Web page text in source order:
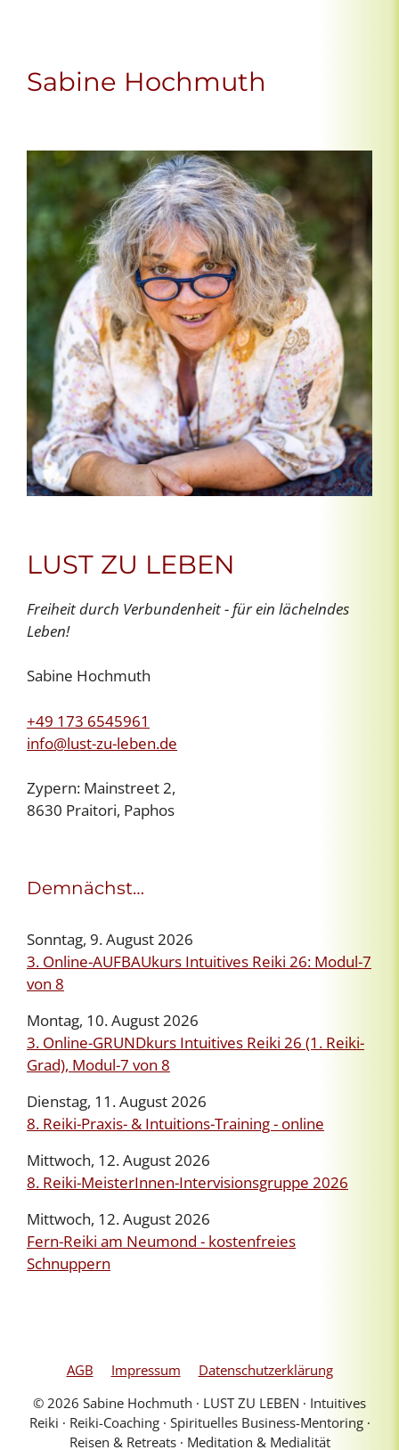
Sabine Hochmuth
LUST ZU LEBEN
Freiheit durch Verbundenheit - für ein lächelndes
Leben!
Sabine Hochmuth
+49 173 6545961
info@lust-zu-leben.de
Zypern: Mainstreet 2,
8630 Praitori, Paphos
Demnächst…
Sonntag, 9. August 2026
3. Online-AUFBAUkurs Intuitives Reiki 26: Modul-7
von 8
Montag, 10. August 2026
3. Online-GRUNDkurs Intuitives Reiki 26 (1. Reiki-
Grad), Modul-7 von 8
Dienstag, 11. August 2026
8. Reiki-Praxis- & Intuitions-Training - online
Mittwoch, 12. August 2026
8. Reiki-MeisterInnen-Intervisionsgruppe 2026
Mittwoch, 12. August 2026
Fern-Reiki am Neumond - kostenfreies
Schnuppern
AGB Impressum
Datenschutzerklärung
© 2026 Sabine Hochmuth ∙ LUST ZU LEBEN ∙ Intuitives
Reiki ∙ Reiki-Coaching ∙ Spirituelles Business-Mentoring ∙
Reisen & Retreats ∙ Meditation & Medialität